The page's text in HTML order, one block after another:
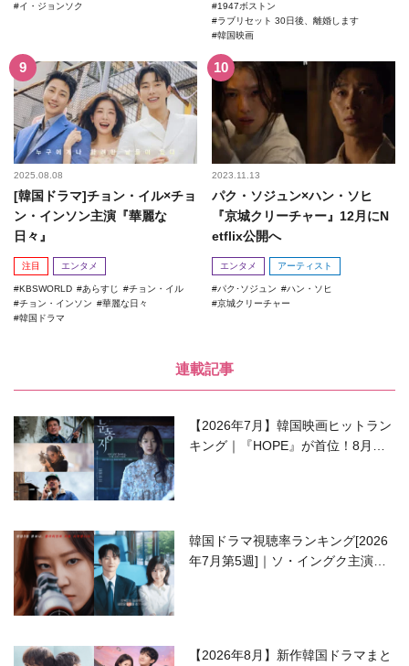
イ・ジョンソク
1947ボストン
ラブリセット 30日後、離婚します
韓国映画
2025.08.08
[韓国ドラマ]チョン・イル×チョ
ン・インソン主演『華麗な
日々』
注目 エンタメ
KBSWORLD あらすじ
チョン・イル
チョン・インソン
華麗な日々
韓国ドラマ
2023.11.13
パク・ソジュン×ハン・ソヒ
『京城クリーチャー』12月にN
etflix公開へ
エンタメ アーティスト
パク･ソジュン
ハン・ソヒ
京城クリーチャー
連載記事
【2026年7月】韓国映画ヒットラン
キング｜『HOPE』が首位！8月公
韓国ドラマ視聴率ランキング[2026
年7月第5週]｜ソ・イングク主演の
【2026年8月】新作韓国ドラマまと